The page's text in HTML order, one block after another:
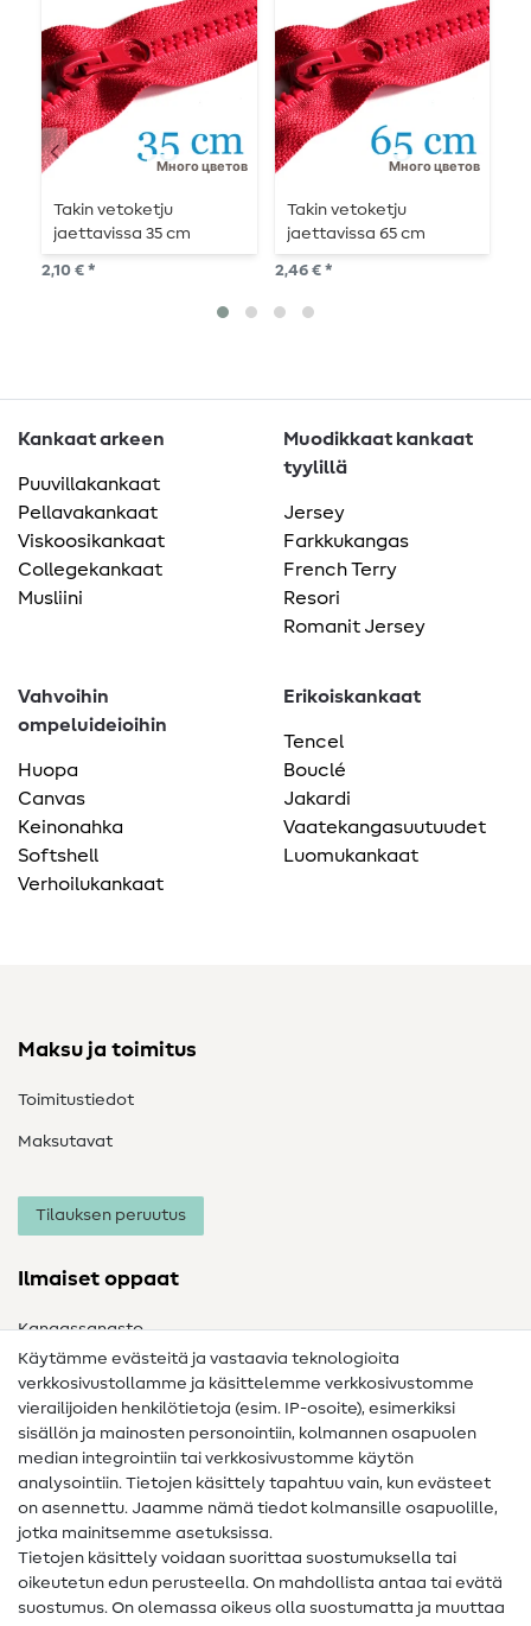
Много цветов
Takin vetoketju
jaettavissa 35 cm
2,10 € *
Много цветов
Takin vetoketju
jaettavissa 65 cm
2,46 € *
Kankaat arkeen
Puuvillakankaat
Pellavakankaat
Viskoosikankaat
Collegekankaat
Musliini
Muodikkaat kankaat
tyylillä
Jersey
Farkkukangas
French Terry
Resori
Romanit Jersey
Vahvoihin
ompeluideioihin
Huopa
Canvas
Keinonahka
Softshell
Verhoilukankaat
Erikoiskankaat
Tencel
Bouclé
Jakardi
Vaatekangasuutuudet
Luomukankaat
Maksu ja toimitus
Toimitustiedot
Maksutavat
Tilauksen peruutus
Ilmaiset oppaat
Kangassanasto
Ompelusanasto
Ompeluohjeet
Apua ja yhteystiedot
Yhteystiedot
Tietoa omistajanvaihdoksesta
FAQ
Käytämme evästeitä ja vastaavia teknologioita
verkkosivustollamme ja käsittelemme verkkosivustomme
vierailijoiden henkilötietoja (esim. IP-osoite), esimerkiksi
sisällön ja mainosten personointiin, kolmannen osapuolen
median integrointiin tai verkkosivustomme käytön
analysointiin. Tietojen käsittely tapahtuu vain, kun evästeet
on asennettu. Jaamme nämä tiedot kolmansille osapuolille,
jotka mainitsemme asetuksissa.
Tietojen käsittely voidaan suorittaa suostumuksella tai
oikeutetun edun perusteella. On mahdollista antaa tai evätä
suostumus. On olemassa oikeus olla suostumatta ja muuttaa